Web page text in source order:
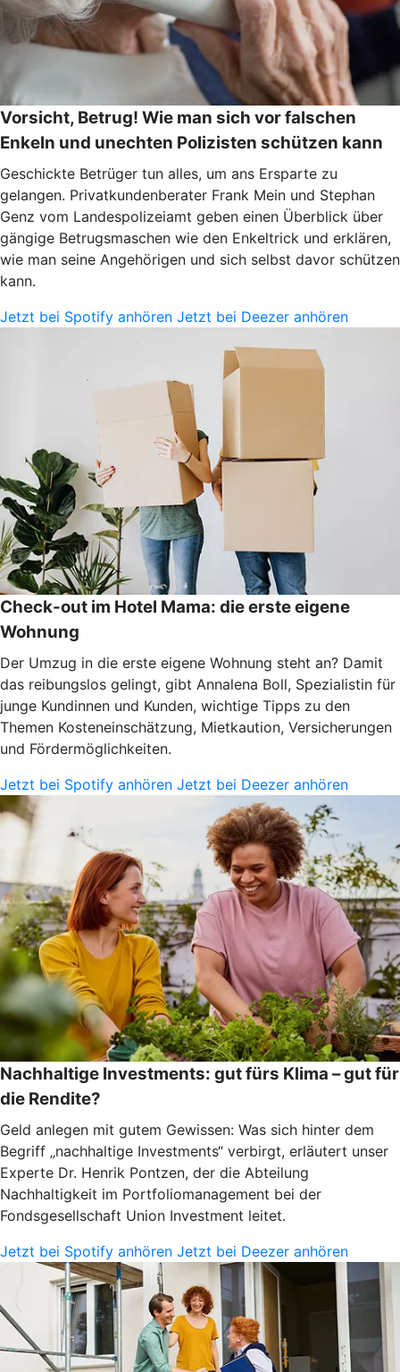
Vorsicht, Betrug! Wie man sich vor falschen
Enkeln und unechten Polizisten schützen kann
Geschickte Betrüger tun alles, um ans Ersparte zu
gelangen. Privatkundenberater Frank Mein und Stephan
Genz vom Landespolizeiamt geben einen Überblick über
gängige Betrugsmaschen wie den Enkeltrick und erklären,
wie man seine Angehörigen und sich selbst davor schützen
kann.
Jetzt bei Spotify anhören Jetzt bei Deezer anhören
Check-out im Hotel Mama: die erste eigene
Wohnung
Der Umzug in die erste eigene Wohnung steht an? Damit
das reibungslos gelingt, gibt Annalena Boll, Spezialistin für
junge Kundinnen und Kunden, wichtige Tipps zu den
Themen Kosteneinschätzung, Mietkaution, Versicherungen
und Fördermöglichkeiten.
Jetzt bei Spotify anhören Jetzt bei Deezer anhören
Nachhaltige Investments: gut fürs Klima – gut für
die Rendite?
Geld anlegen mit gutem Gewissen: Was sich hinter dem
Begriff „nachhaltige Investments“ verbirgt, erläutert unser
Experte Dr. Henrik Pontzen, der die Abteilung
Nachhaltigkeit im Portfoliomanagement bei der
Fondsgesellschaft Union Investment leitet.
Jetzt bei Spotify anhören Jetzt bei Deezer anhören